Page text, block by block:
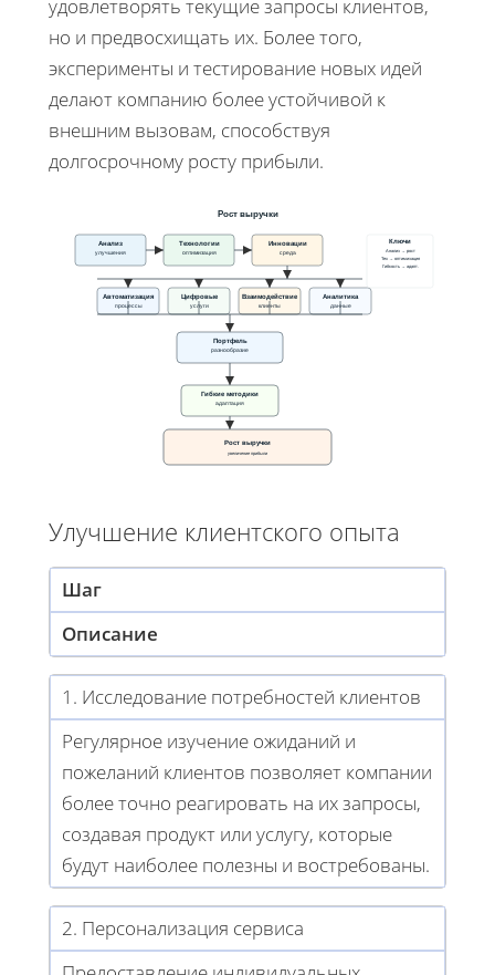
удовлетворять текущие запросы клиентов,
но и предвосхищать их. Более того,
эксперименты и тестирование новых идей
делают компанию более устойчивой к
внешним вызовам, способствуя
долгосрочному росту прибыли.
Рост выручки
Анализ
улучшения
Технологии
оптимизация
Инновации
среда
Автоматизация
процессы
Цифровые
услуги
Взаимодействие
клиенты
Аналитика
данные
Портфель
разнообразие
Гибкие методики
адаптация
Рост выручки
увеличение прибыли
Ключи
Анализ → рост
Тех → оптимизация
Гибкость → адапт.
Улучшение клиентского опыта
Шаг
Описание
1. Исследование потребностей клиентов
Регулярное изучение ожиданий и
пожеланий клиентов позволяет компании
более точно реагировать на их запросы,
создавая продукт или услугу, которые
будут наиболее полезны и востребованы.
2. Персонализация сервиса